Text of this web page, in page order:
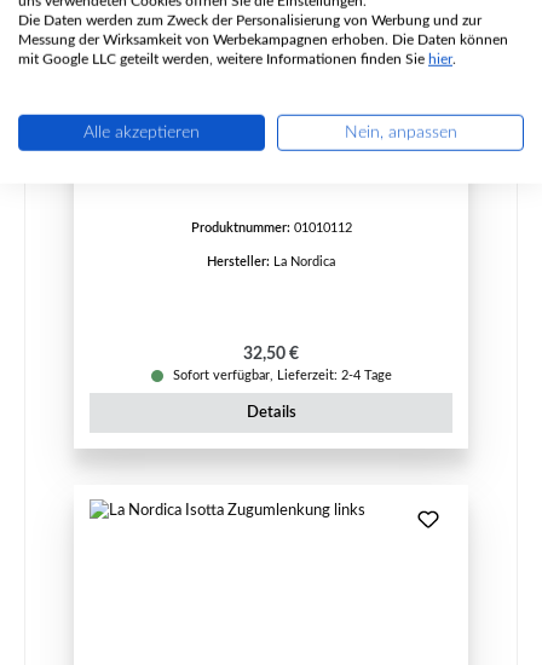
La Nordica Isotta Drosselklappe Feuerraum
Produktnummer: 01010112
Hersteller: La Nordica
Regulärer Preis:
32,50 €
Sofort verfügbar, Lieferzeit: 2-4 Tage
Details
Die Daten werden zum Zweck der Personalisierung von Werbung und zur
Messung der Wirksamkeit von Werbekampagnen erhoben. Die Daten können
mit Google LLC geteilt werden, weitere Informationen finden Sie hier.
Alle akzeptieren Nein, anpassen